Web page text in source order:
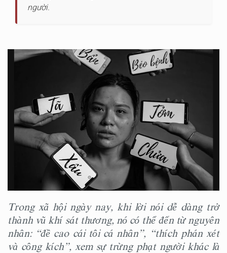
người.
Trong xã hội ngày nay, khi lời nói dễ dàng trở
thành vũ khí sát thương, nó có thểđến từ nguyên
nhân:“đề cao cái tôi cá nhân”, “thích phán xét
và công kích”, xem sự trừng phạt người khác là